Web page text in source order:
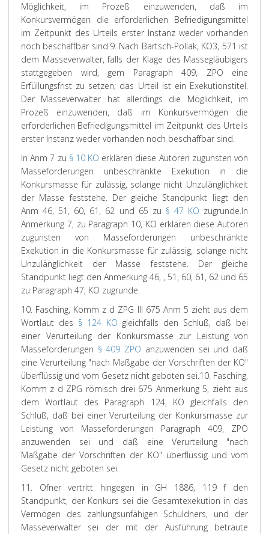
Möglichkeit, im Prozeß einzuwenden, daß im
Konkursvermögen die erforderlichen Befriedigungsmittel
im Zeitpunkt des Urteils erster Instanz weder vorhanden
noch beschaffbar sind.9. Nach Bartsch-Pollak, KO3, 571 ist
dem Masseverwalter, falls der Klage des Massegläubigers
stattgegeben wird, gem Paragraph 409, ZPO eine
Erfüllungsfrist zu setzen; das Urteil ist ein Exekutionstitel.
Der Masseverwalter hat allerdings die Möglichkeit, im
Prozeß einzuwenden, daß im Konkursvermögen die
erforderlichen Befriedigungsmittel im Zeitpunkt des Urteils
erster Instanz weder vorhanden noch beschaffbar sind.
In Anm 7 zu § 10 KO erklären diese Autoren zugunsten von
Masseforderungen unbeschränkte Exekution in die
Konkursmasse für zulässig, solange nicht Unzulänglichkeit
der Masse feststehe. Der gleiche Standpunkt liegt den
Anm 46, 51, 60, 61, 62 und 65 zu § 47 KO zugrunde.In
Anmerkung 7, zu Paragraph 10, KO erklären diese Autoren
zugunsten von Masseforderungen unbeschränkte
Exekution in die Konkursmasse für zulässig, solange nicht
Unzulänglichkeit der Masse feststehe. Der gleiche
Standpunkt liegt den Anmerkung 46, , 51, 60, 61, 62 und 65
zu Paragraph 47, KO zugrunde.
10. Fasching, Komm z d ZPG III 675 Anm 5 zieht aus dem
Wortlaut des § 124 KO gleichfalls den Schluß, daß bei
einer Verurteilung der Konkursmasse zur Leistung von
Masseforderungen § 409 ZPO anzuwenden sei und daß
eine Verurteilung "nach Maßgabe der Vorschriften der KO"
überflüssig und vom Gesetz nicht geboten sei.10. Fasching,
Komm z d ZPG römisch drei 675 Anmerkung 5, zieht aus
dem Wortlaut des Paragraph 124, KO gleichfalls den
Schluß, daß bei einer Verurteilung der Konkursmasse zur
Leistung von Masseforderungen Paragraph 409, ZPO
anzuwenden sei und daß eine Verurteilung "nach
Maßgabe der Vorschriften der KO" überflüssig und vom
Gesetz nicht geboten sei.
11. Ofnervertritt hingegen in GH 1886, 119 f den
Standpunkt, der Konkurs sei die Gesamtexekution in das
Vermögen des zahlungsunfähigen Schuldners, und der
Masseverwalter sei der mit der Ausführung betraute